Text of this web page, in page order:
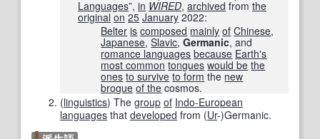
Languages”, in WIRED‎, archived from the
original on 25 January 2022:
Belter is composed mainly of Chinese,
Japanese,Slavic,Germanic, and
romance languages because Earth's
most common tongues would be the
ones to survive to form the new
brogue of the cosmos.
(linguistics) The group of Indo-European
languages that developed from (Ur-)Germanic.